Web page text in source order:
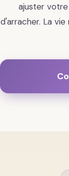
ajuster
d'arracher. La